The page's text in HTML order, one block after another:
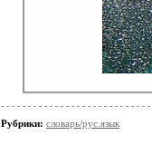
Рубрики: словарь/рус.язык